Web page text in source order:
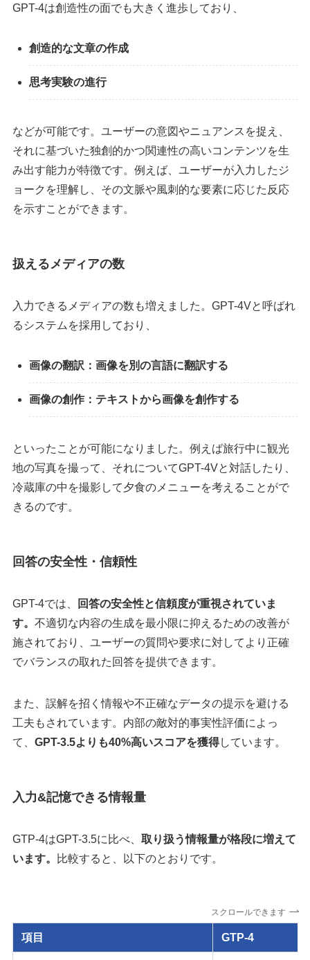
GPT-4は創造性の面でも大きく進歩しており、
創造的な文章の作成
思考実験の進行
などが可能です。ユーザーの意図やニュアンスを捉え、
それに基づいた独創的かつ関連性の高いコンテンツを生
み出す能力が特徴です。例えば、ユーザーが入力したジ
ョークを理解し、その文脈や風刺的な要素に応じた反応
を示すことができます。
扱えるメディアの数
入力できるメディアの数も増えました。GPT-4Vと呼ばれ
るシステムを採用しており、
画像の翻訳：画像を別の言語に翻訳する
画像の創作：テキストから画像を創作する
といったことが可能になりました。例えば旅行中に観光
地の写真を撮って、それについてGPT-4Vと対話したり、
冷蔵庫の中を撮影して夕食のメニューを考えることがで
きるのです。
回答の安全性・信頼性
GPT-4では、
回答の安全性と信頼度が重視されていま
す。 不適切な内容の生成を最小限に抑えるための改善が
施されており、ユーザーの質問や要求に対してより正確
でバランスの取れた回答を提供できます。
また、誤解を招く情報や不正確なデータの提示を避ける
工夫もされています。内部の敵対的事実性評価によっ
て、 GPT-3.5よりも40%高いスコアを獲得しています。
入力&記憶できる情報量
GTP-4はGPT-3.5に比べ、 取り扱う情報量が格段に増えて
います。
比較すると、以下のとおりです。
スクロールできます
項目 GTP-4